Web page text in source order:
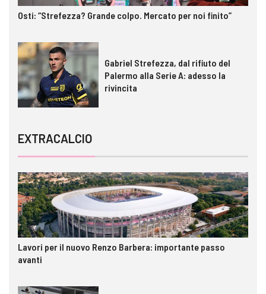
Osti: “Strefezza? Grande colpo. Mercato per noi finito”
Gabriel Strefezza, dal rifiuto del
Palermo alla Serie A: adesso la
rivincita
EXTRACALCIO
Lavori per il nuovo Renzo Barbera: importante passo
avanti